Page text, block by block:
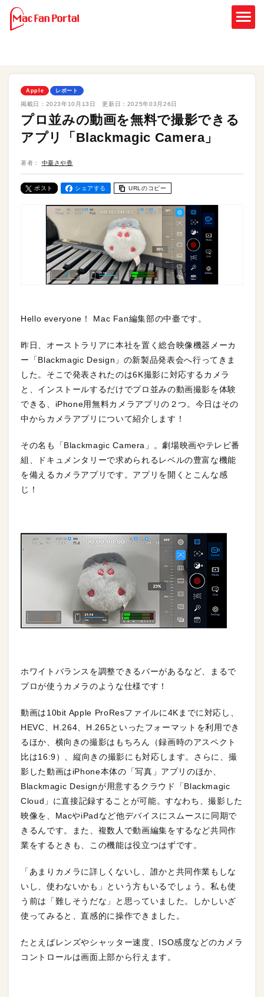
Apple レポート
掲載日： 2023年10月13日 更新日： 2025年03月26日
プロ並みの動画を無料で撮影できる
アプリ「Blackmagic Camera」
著者： 中臺さや香
ポスト シェアする URLのコピー
Hello everyone！ Mac Fan編集部の中臺です。
昨日、オーストラリアに本社を置く総合映像機器メーカ
ー「Blackmagic Design」の新製品発表会へ行ってきま
した。そこで発表されたのは6K撮影に対応するカメラ
と、インストールするだけでプロ並みの動画撮影を体験
できる、iPhone用無料カメラアプリの２つ。今日はその
中からカメラアプリについて紹介します！
その名も「Blackmagic Camera」。劇場映画やテレビ番
組、ドキュメンタリーで求められるレベルの豊富な機能
を備えるカメラアプリです。アプリを開くとこんな感
じ！
ホワイトバランスを調整できるバーがあるなど、まるで
プロが使うカメラのような仕様です！
動画は10bit Apple ProResファイルに4Kまでに対応し、
HEVC、H.264、H.265といったフォーマットを利用でき
るほか、横向きの撮影はもちろん（録画時のアスペクト
比は16:9）、縦向きの撮影にも対応します。さらに、撮
影した動画はiPhone本体の「写真」アプリのほか、
Blackmagic Designが用意するクラウド「Blackmagic
Cloud」に直接記録することが可能。すなわち、撮影した
映像を、MacやiPadなど他デバイスにスムースに同期で
きるんです。また、複数人で動画編集をするなど共同作
業をするときも、この機能は役立つはずです。
「あまりカメラに詳しくないし、誰かと共同作業もしな
いし、使わないかも」という方もいるでしょう。私も使
う前は「難しそうだな」と思っていました。しかしいざ
使ってみると、直感的に操作できました。
たとえばレンズやシャッター速度、ISO感度などのカメラ
コントロールは画面上部から行えます。